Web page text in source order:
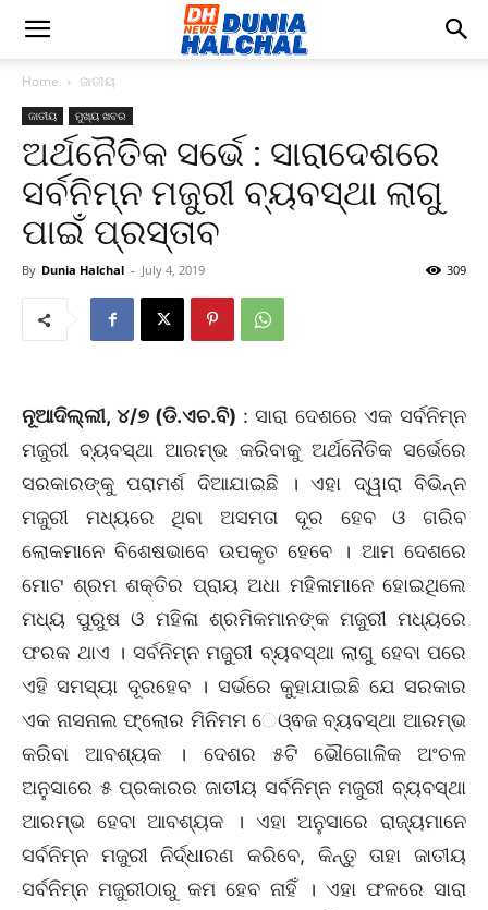
Home ଜାତୀୟ
ଜାତୀୟ ମୁଖ୍ୟ ଖବର
ଅର୍ଥନୈତିକ ସର୍ଭେ : ସାରାଦେଶରେ
ସର୍ବନିମ୍ନ ମଜୁରୀ ବ୍ୟବସ୍ଥା ଲାଗୁ
ପାଇଁ ପ୍ରସ୍ତାବ
By Dunia Halchal - July 4, 2019 309
ନୂଆଦିଲ୍ଲୀ, ୪/୭ (ଡି.ଏଚ.ବି) : ସାରା ଦେଶରେ ଏକ ସର୍ବନିମ୍ନ
ମଜୁରୀ ବ୍ୟବସ୍ଥା ଆରମ୍ଭ କରିବାକୁ ଅର୍ଥନୈତିକ ସର୍ଭେରେ
ସରକାରଙ୍କୁ ପରାମର୍ଶ ଦିଆଯାଇଛି । ଏହା ଦ୍ୱାରା ବିଭିନ୍ନ
ମଜୁରୀ ମଧ୍ୟରେ ଥିବା ଅସମତା ଦୂର ହେବ ଓ ଗରିବ
ଲୋକମାନେ ବିଶେଷଭାବେ ଉପକୃତ ହେବେ । ଆମ ଦେଶରେ
ମୋଟ ଶ୍ରମ ଶକ୍ତିର ପ୍ରାୟ ଅଧା ମହିଳାମାନେ ହୋଇଥିଲେ
ମଧ୍ୟ ପୁରୁଷ ଓ ମହିଳା ଶ୍ରମିକମାନଙ୍କ ମଜୁରୀ ମଧ୍ୟରେ
ଫରକ ଥାଏ । ସର୍ବନିମ୍ନ ମଜୁରୀ ବ୍ୟବସ୍ଥା ଲାଗୁ ହେବା ପରେ
ଏହି ସମସ୍ୟା ଦୂରହେବ । ସର୍ଭରେ କୁହାଯାଇଛି ଯେ ସରକାର
ଏକ ନାସନାଲ ଫ୍ଲୋର ମିନିମମ େଓ୍ଵଜ ବ୍ୟବସ୍ଥା ଆରମ୍ଭ
କରିବା ଆବଶ୍ୟକ । ଦେଶର ୫ଟି ଭୌଗୋଳିକ ଅଂଚଳ
ଅନୁସାରେ ୫ ପ୍ରକାରର ଜାତୀୟ ସର୍ବନିମ୍ନ ମଜୁରୀ ବ୍ୟବସ୍ଥା
ଆରମ୍ଭ ହେବା ଆବଶ୍ୟକ । ଏହା ଅନୁସାରେ ରାଜ୍ୟମାନେ
ସର୍ବନିମ୍ନ ମଜୁରୀ ନିର୍ଦ୍ଧାରଣ କରିବେ, କିନ୍ତୁ ତାହା ଜାତୀୟ
ସର୍ବନିମ୍ନ ମଜୁରୀଠାରୁ କମ ହେବ ନାହିଁ । ଏହା ଫଳରେ ସାରା